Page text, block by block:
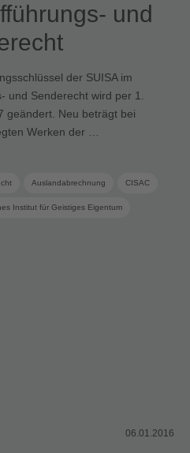
und
der SUISA im
und Senderecht wird per 1.
geändert. Neu beträgt bei
Werken der …
Auslandabrechnung CISAC
Institut für Geistiges Eigentum
06.01.2016